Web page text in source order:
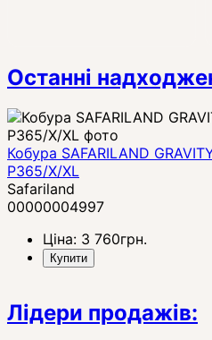
Останні
Кобура SAFARILAND
P365/X/XL
Safariland
00000004997
Ціна: 3 760грн.
Купити
Лідери продажів: